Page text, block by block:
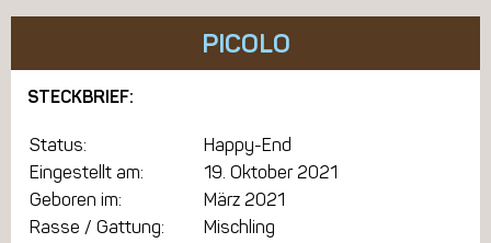
PICOLO
STECKBRIEF:
Status:
Happy-End
Eingestellt am:
19. Oktober 2021
Geboren im:
März 2021
Rasse / Gattung:
Mischling